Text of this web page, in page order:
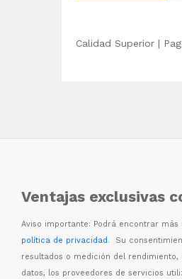
Calidad Superior |
Ventajas exclusivas
Aviso importante: Podrá encontrar más
política de privacidad. Su
resultados o medición del rendimiento,
datos, los proveedores de servicios